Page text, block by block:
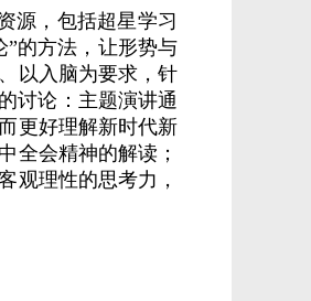
源，包括超星学习
”的方法，让形势与
以入脑为要求，针
讨论：主题演讲通
更好理解新时代新
全会精神的解读；
观理性的思考力，